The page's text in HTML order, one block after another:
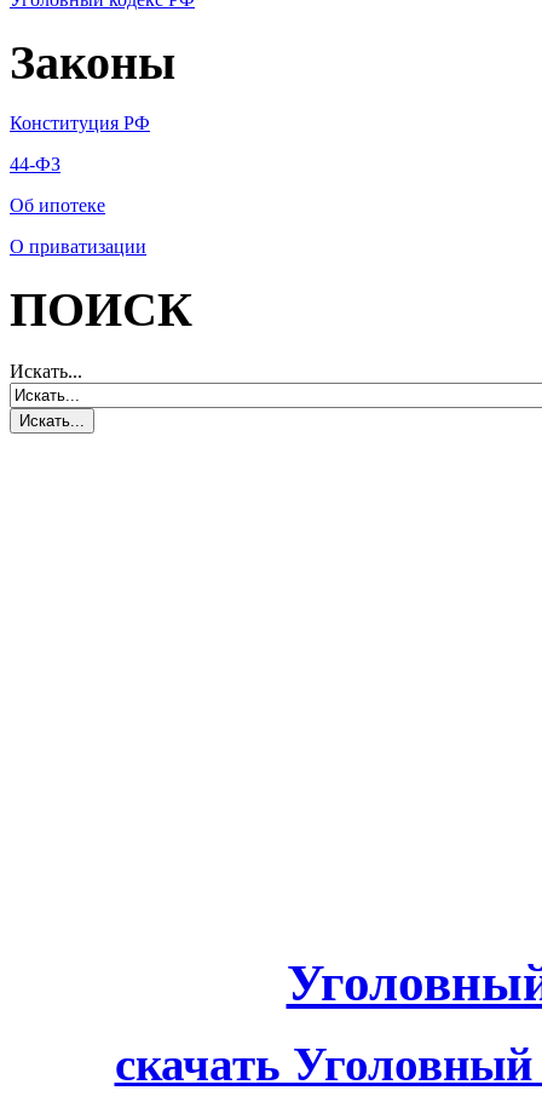
Законы
Конституция РФ
44-ФЗ
Об ипотеке
О приватизации
ПОИСК
Искать...
скачать